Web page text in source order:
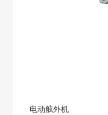
电动舷外机